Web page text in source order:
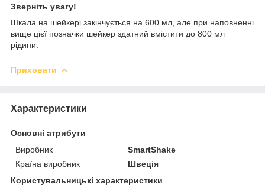
Зверніть увагу!
Шкала на шейкері закінчується на 600 мл, але при наповненні
вище цієї позначки шейкер здатний вмістити до 800 мл
рідини.
Приховати
Характеристики
Основні атрибути
Виробник
SmartShake
Країна виробник
Швеція
Користувальницькі характеристики